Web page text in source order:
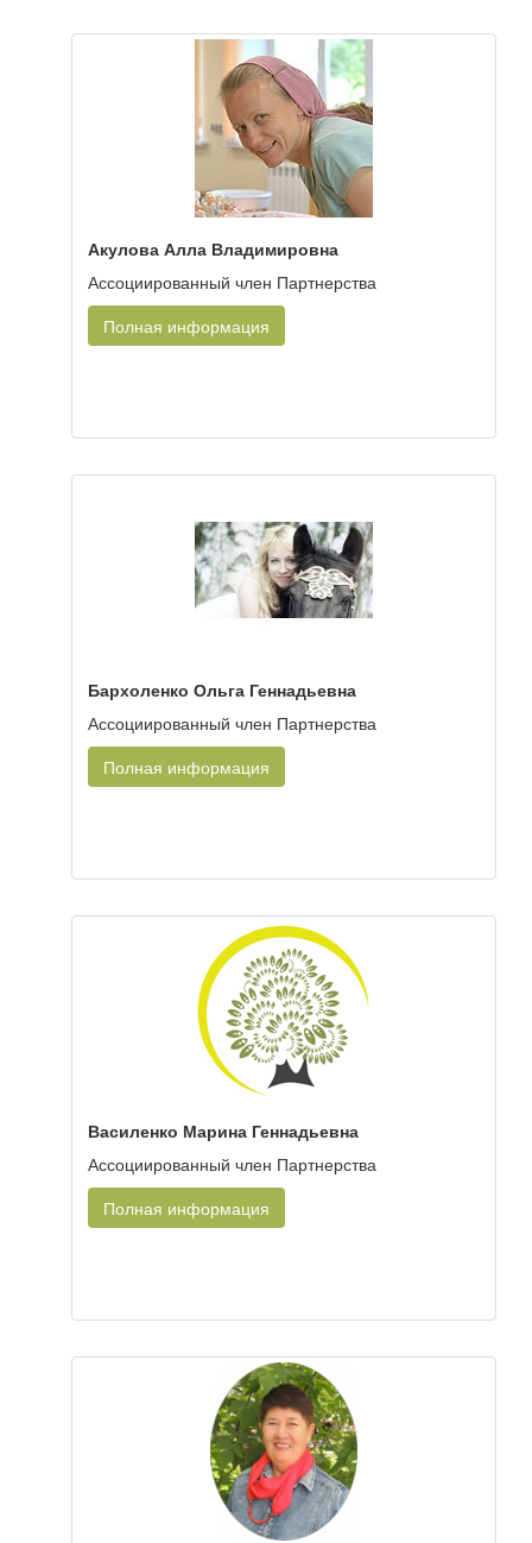
Акулова Алла Владимировна
Ассоциированный член Партнерства
Полная информация
Бархоленко Ольга Геннадьевна
Ассоциированный член Партнерства
Полная информация
Василенко Марина Геннадьевна
Ассоциированный член Партнерства
Полная информация